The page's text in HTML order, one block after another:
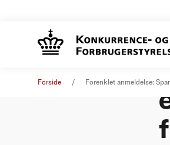
Forside Forenklet anmeldelse: